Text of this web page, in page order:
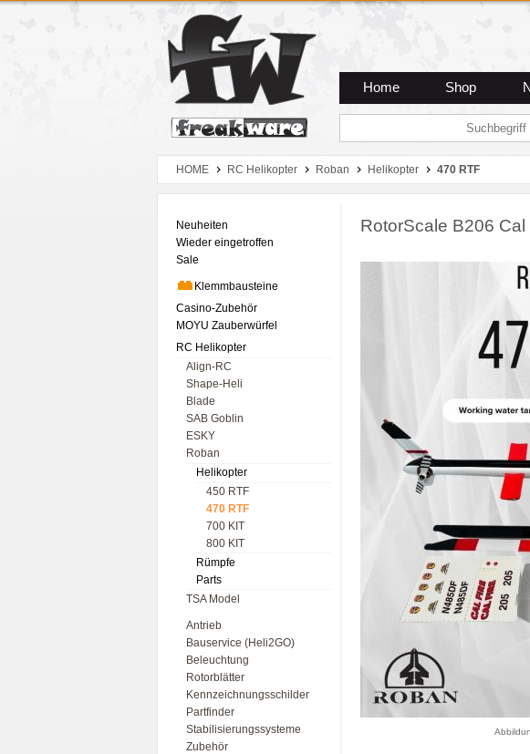
Zum Hauptmenue
Zum Seiteninhalt
Zum Warenkob
Home Shop
HOME RC Helikopter Roban Helikopter 470 RTF
Neuheiten
Wieder eingetroffen
Sale
Klemmbausteine
Casino-Zubehör
MOYU Zauberwürfel
RC Helikopter
Align-RC
Shape-Heli
Blade
SAB Goblin
ESKY
Roban
Helikopter
450 RTF
470 RTF
700 KIT
800 KIT
Rümpfe
Parts
TSA Model
Antrieb
Bauservice (Heli2GO)
Beleuchtung
Rotorblätter
Kennzeichnungsschilder
Partfinder
Stabilisierungssysteme
Zubehör
RotorScale B206